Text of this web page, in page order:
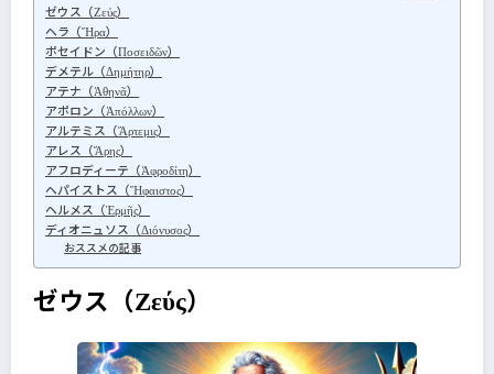
ゼウス（Ζεύς）
ヘラ（Ἥρα）
ポセイドン（Ποσειδῶν）
デメテル（Δημήτηρ）
アテナ（Ἀθηνᾶ）
アポロン（Ἀπόλλων）
アルテミス（Ἄρτεμις）
アレス（Ἄρης）
アフロディーテ（Ἀφροδίτη）
ヘパイストス（Ἥφαιστος）
ヘルメス（Ἑρμῆς）
ディオニュソス（Διόνυσος）
おススメの記事
ゼウス （Ζεύς）